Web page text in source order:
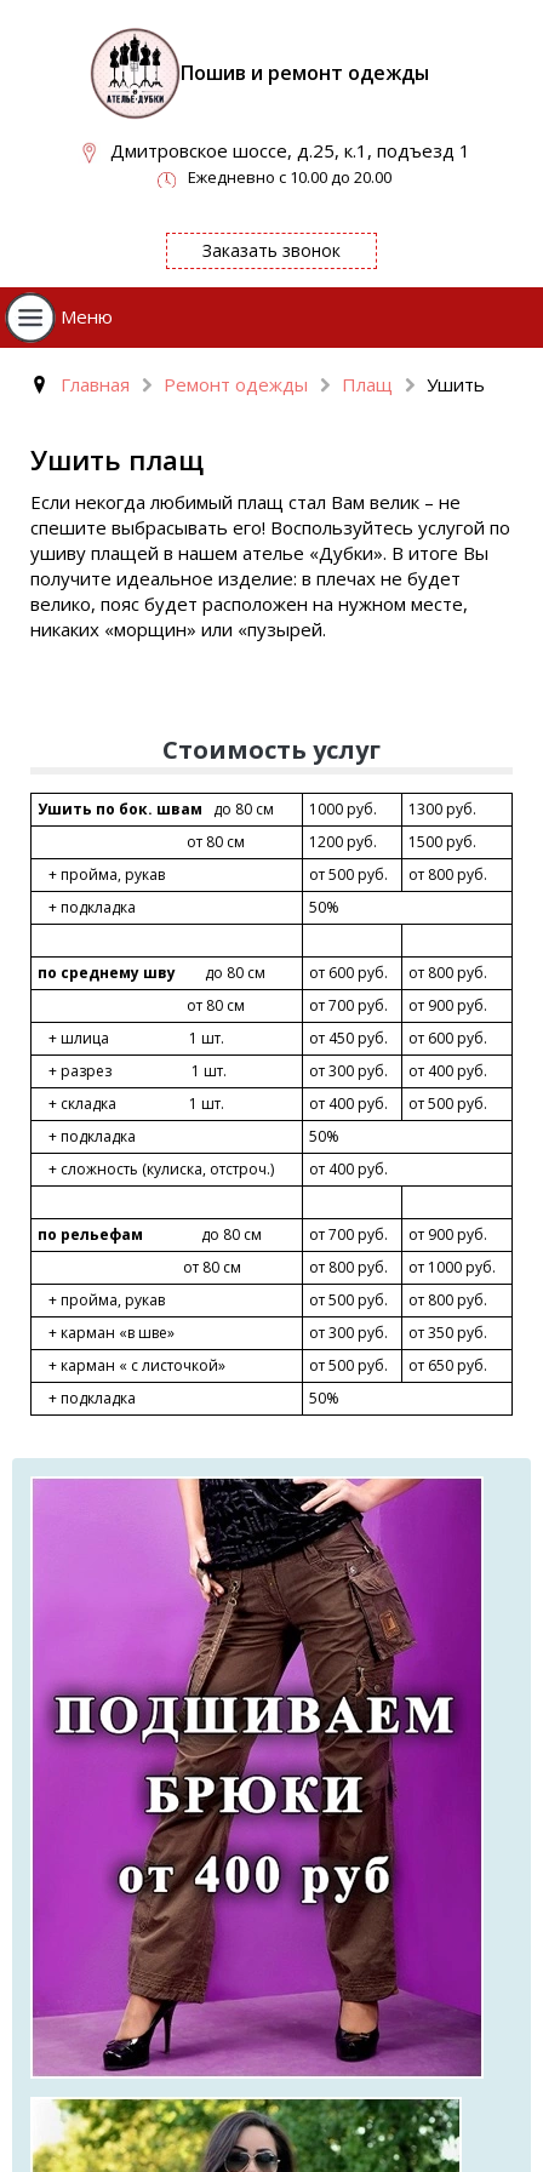
Пошив и ремонт одежды
Дмитровское шоссе, д.25, к.1, подъезд 1
Ежедневно с 10.00 до 20.00
Заказать звонок
Меню
Главная Ремонт одежды Плащ Ушить
Ушить плащ
Если некогда любимый плащ стал Вам велик – не
спешите выбрасывать его! Воспользуйтесь услугой по
ушиву плащей в нашем ателье «Дубки». В итоге Вы
получите идеальное изделие: в плечах не будет
велико, пояс будет расположен на нужном месте,
никаких «морщин» или «пузырей.
Стоимость услуг
Ушить по бок. швам до 80 см 1000 руб.
1300 руб.
от 80 см
1200 руб.
1500 руб.
+ пройма, рукав
от 500 руб.
от 800 руб.
+ подкладка
50%
по среднему шву до 80 см от 600 руб.
от 800 руб.
от 80 см
от 700 руб.
от 900 руб.
+ шлица 1 шт.
от 450 руб.
от 600 руб.
+ разрез 1 шт.
от 300 руб.
от 400 руб.
+ складка 1 шт.
от 400 руб.
от 500 руб.
+ подкладка
50%
+ сложность (кулиска, отстроч.)
от 400 руб.
по рельефам до 80 см от 700 руб.
от 900 руб.
от 80 см
от 800 руб.
от 1000 руб.
+ пройма, рукав
от 500 руб.
от 800 руб.
+ карман «в шве»
от 300 руб.
от 350 руб.
+ карман « с листочкой»
от 500 руб.
от 650 руб.
+ подкладка
50%